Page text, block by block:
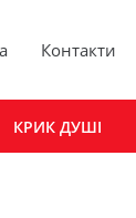
Контакти
КРИК ДУШІ